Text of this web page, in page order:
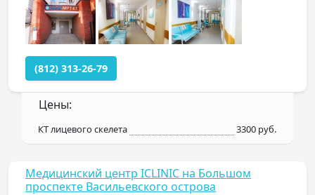
(812) 313-26-79
Цены:
КТ лицевого скелета 3300 руб.
Медицинский центр ICLINIC на Большом
проспекте Васильевского острова